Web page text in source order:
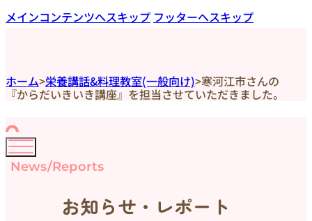
メインコンテンツへスキップ フッターへスキップ
ホーム>栄養講話&料理教室(一般向け)>寒河江市さんの
『からだいきいき講座』を担当させていただきました。
News/Reports
お知らせ・レポート